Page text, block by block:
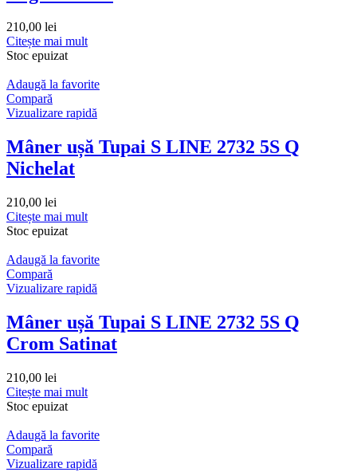
210,00 lei
Citește mai mult
Stoc epuizat
Adaugă la favorite
Compară
Vizualizare rapidă
Mâner ușă Tupai S LINE 2732 5S Q
Nichelat
210,00 lei
Citește mai mult
Stoc epuizat
Adaugă la favorite
Compară
Vizualizare rapidă
Mâner ușă Tupai S LINE 2732 5S Q
Crom Satinat
210,00 lei
Citește mai mult
Stoc epuizat
Adaugă la favorite
Compară
Vizualizare rapidă